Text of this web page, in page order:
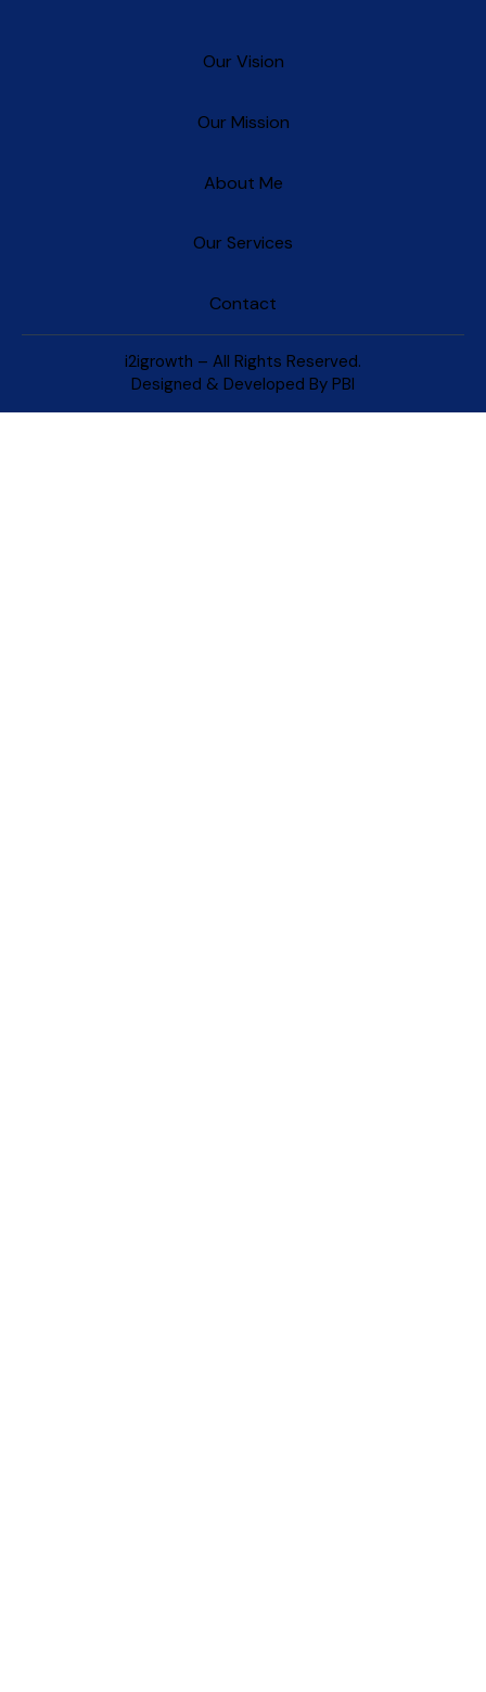
Our Vision
Our Mission
About Me
Our Services
Contact
i2igrowth – All Rights Reserved.
Designed & Developed By PBI